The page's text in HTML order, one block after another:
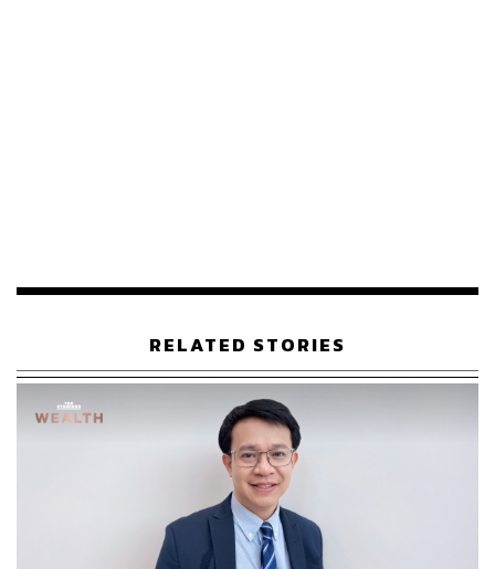
เดือนมิถุนายน 2566 ใกล้เคียงกับตัวเลขเดือนเดียวกันของปี
ข้อมูลของ Nielsen ให้ภาพรวมโดยละเอียดของเม็ดเงิน
โฆษณาในภาคส่วนต่างๆ อุตสาหกรรมอาหารและเครื่องดื่ม
กลายเป็นกลุ่มที่มีการใช้จ่ายมากที่สุด โดยทุ่มเงิน 8,555 ล้าน
บาทให้กับการโฆษณาในช่วงครึ่งแรกของปี 2566 รองลงมา
คืออุตสาหกรรมความงามและผลิตภัณฑ์ดูแลส่วนบุคคล ซึ่ง
ทุ่มเงิน 7,603 ล้านบาทให้กับการโฆษณา
RELATED STORIES